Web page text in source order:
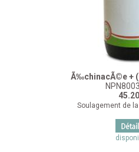
Ã‰chinacÃ©e +
Soulagement de